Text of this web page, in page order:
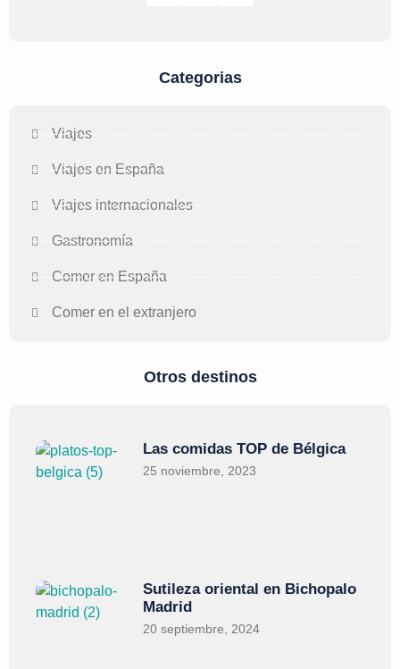
Categorias
Viajes
Viajes en España
Viajes internacionales
Gastronomía
Comer en España
Comer en el extranjero
Otros destinos
Las comidas TOP de Bélgica
25 noviembre, 2023
Sutileza oriental en Bichopalo
Madrid
20 septiembre, 2024